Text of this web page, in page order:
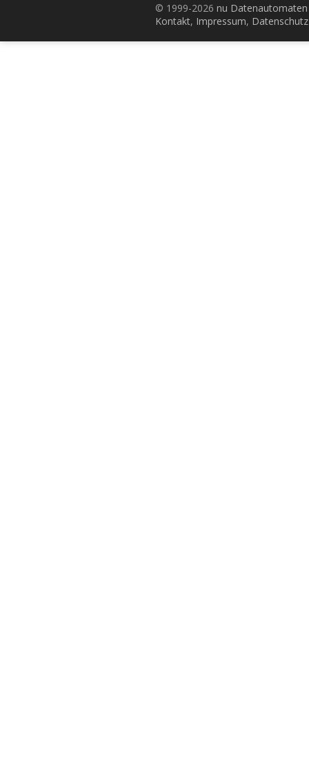
© 1999-2026 nu
Kontakt, Impressum, Datenschutz